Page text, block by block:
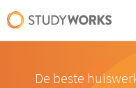
De beste